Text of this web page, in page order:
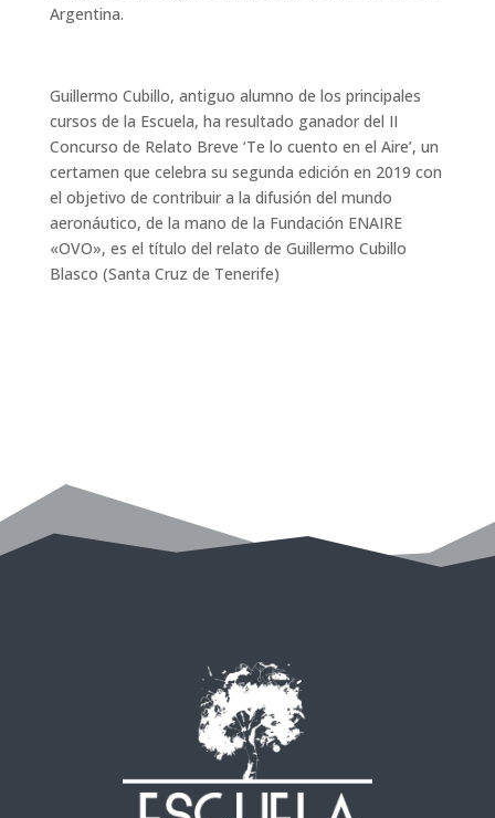
Argentina.
Guillermo Cubillo, antiguo alumno de los principales
cursos de la Escuela, ha resultado ganador del II
Concurso de Relato Breve ‘Te lo cuento en el Aire’, un
certamen que celebra su segunda edición en 2019 con
el objetivo de contribuir a la difusión del mundo
aeronáutico, de la mano de la Fundación ENAIRE
«OVO», es el título del relato de Guillermo Cubillo
Blasco (Santa Cruz de Tenerife)